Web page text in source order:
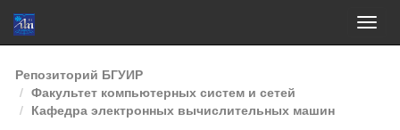
Skip
navigation
Репозиторий БГУИР
Факультет компьютерных систем и сетей
Кафедра электронных вычислительных машин